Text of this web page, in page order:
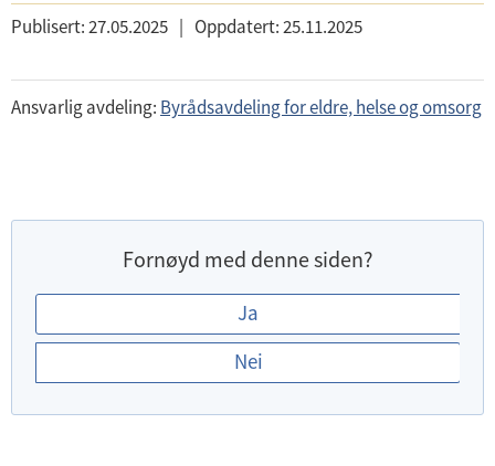
Publisert:27.05.2025 | Oppdatert:25.11.2025
Ansvarlig avdeling: Byrådsavdeling for eldre, helse og omsorg
Fornøyd med denne siden?
E
r
Ja
Nei